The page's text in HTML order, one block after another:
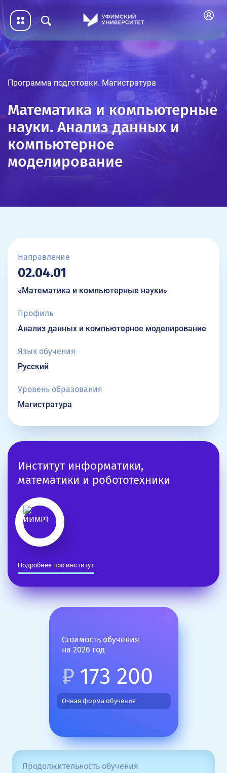
Программа подготовки. Магистратура
Математика и компьютерные
науки. Анализ данных и
компьютерное
моделирование
Направление
02.04.01
«Математика и компьютерные науки»
Профиль
Анализ данных и компьютерное моделирование
Язык обучения
Русский
Уровень образования
Магистратура
Институт информатики,
математики и робототехники
Подробнее про институт
Стоимость обучения
на 2026 год
₽ 173 200
Очная форма обучения
Продолжительность обучения